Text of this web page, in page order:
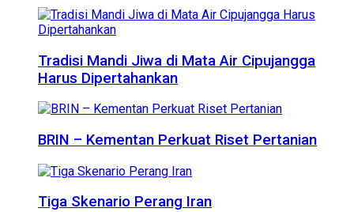
Tradisi Mandi Jiwa di Mata Air Cipujangga
Harus Dipertahankan
BRIN – Kementan Perkuat Riset Pertanian
Tiga Skenario Perang Iran